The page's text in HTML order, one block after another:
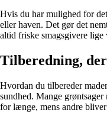
Hvis du har mulighed for
eller haven. Det gør det
altid friske smagsgivere lige
Tilberedning,
Hvordan du tilbereder
sundhed. Mange
for længe, mens andre bliver